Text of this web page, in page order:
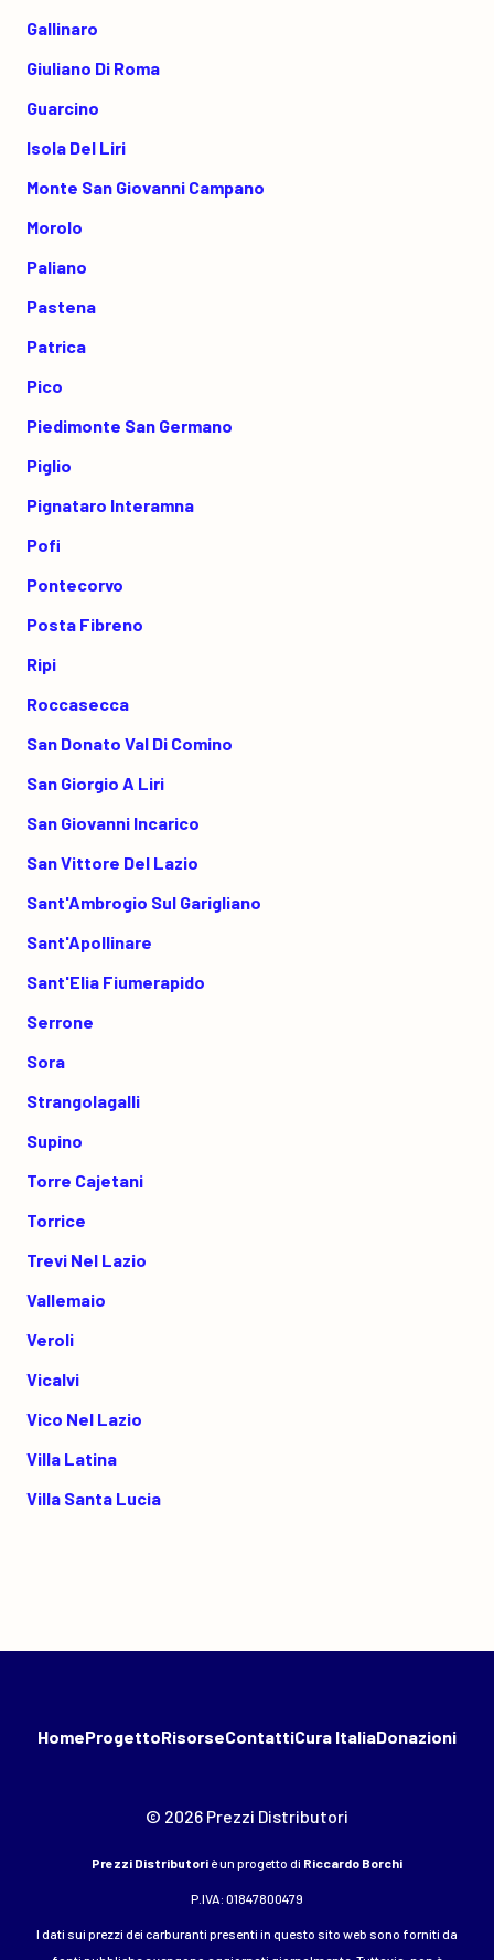
Gallinaro
Giuliano Di Roma
Guarcino
Isola Del Liri
Monte San Giovanni Campano
Morolo
Paliano
Pastena
Patrica
Pico
Piedimonte San Germano
Piglio
Pignataro Interamna
Pofi
Pontecorvo
Posta Fibreno
Ripi
Roccasecca
San Donato Val Di Comino
San Giorgio A Liri
San Giovanni Incarico
San Vittore Del Lazio
Sant'Ambrogio Sul Garigliano
Sant'Apollinare
Sant'Elia Fiumerapido
Serrone
Sora
Strangolagalli
Supino
Torre Cajetani
Torrice
Trevi Nel Lazio
Vallemaio
Veroli
Vicalvi
Vico Nel Lazio
Villa Latina
Villa Santa Lucia
HomeProgettoRisorseContattiCura ItaliaDonazioni
© 2026 Prezzi Distributori
Prezzi Distributori è un progetto di Riccardo Borchi
P.IVA: 01847800479
I dati sui prezzi dei carburanti presenti in questo sito web sono forniti da